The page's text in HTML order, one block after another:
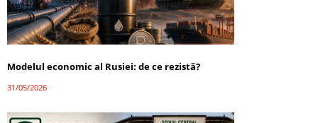
Modelul economic al Rusiei: de ce rezistă?
31/05/2026